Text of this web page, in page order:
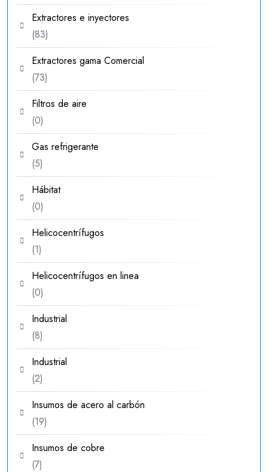
productos
Extractores e inyectores
8383
productos
Extractores gama Comercial
7373
productos
Filtros de aire
00
productos
Gas refrigerante
55
productos
Hábitat
00
productos
Helicocentrífugos
11
producto
Helicocentrífugos en linea
00
productos
Industrial
88
productos
Industrial
22
productos
Insumos de acero al carbón
1919
productos
Insumos de cobre
77